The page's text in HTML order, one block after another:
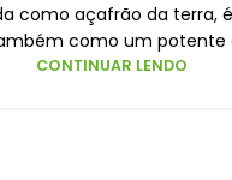
como açafrão da terra,
como um potente
CONTINUAR LENDO